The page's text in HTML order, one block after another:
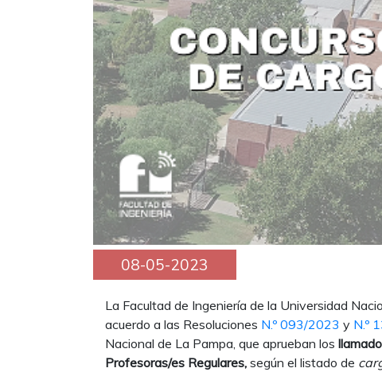
08-05-2023
La Facultad de Ingeniería de la Universidad
acuerdo a las Resoluciones N.º 093/2023 y N.º
Nacional de La Pampa, que aprueban los
Profesoras/es Regulares, según el listado de